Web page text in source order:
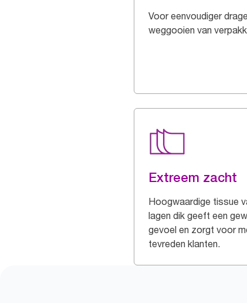
Voor eenvoudiger
weggooien van
Extreem zacht
Hoogwaardige tissue
lagen dik geeft een
gevoel en zorgt voor
tevreden klanten.